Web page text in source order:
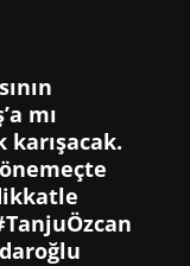
mı
karışacak.